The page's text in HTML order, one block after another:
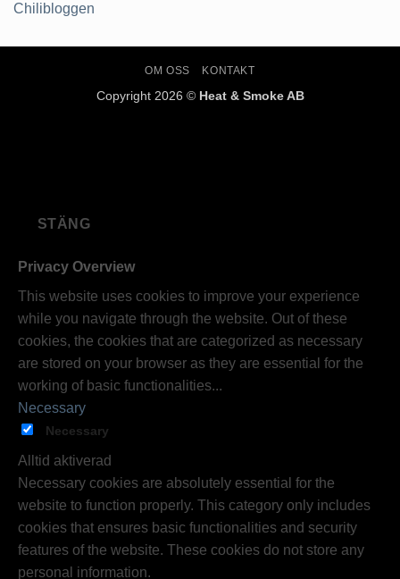
Chilibloggen
OM OSS KONTAKT
Copyright 2026 © Heat & Smoke AB
STÄNG
Privacy Overview
This website uses cookies to improve your experience
while you navigate through the website. Out of these
cookies, the cookies that are categorized as necessary
are stored on your browser as they are essential for the
working of basic functionalities...
Necessary
Necessary
Alltid aktiverad
Necessary cookies are absolutely essential for the
website to function properly. This category only includes
cookies that ensures basic functionalities and security
features of the website. These cookies do not store any
personal information.